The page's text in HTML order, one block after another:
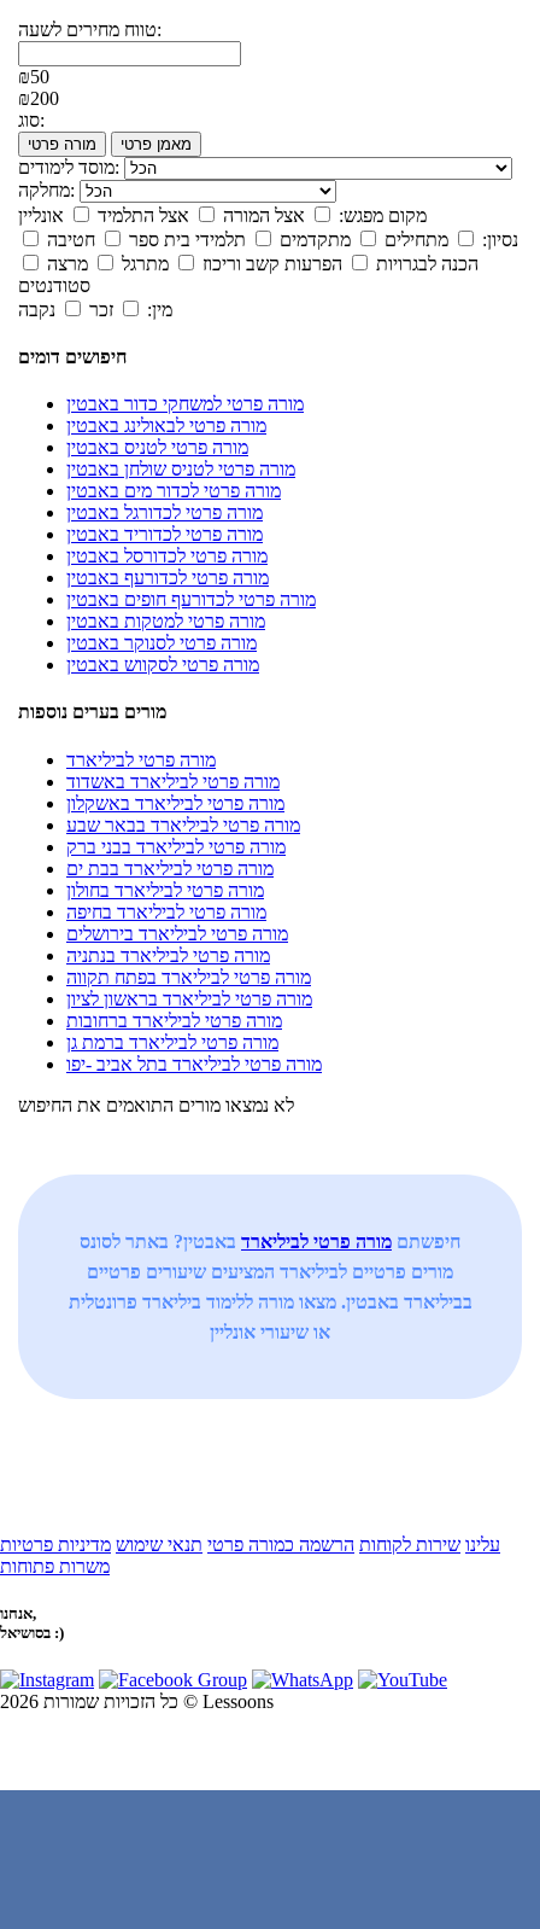
טווח מחירים לשעה:
₪50
₪200
סוג:
מורה פרטי מאמן פרטי
מוסד לימודים:
מחלקה:
מקום מפגש:
אצל המורה אצל התלמיד
אונליין
נסיון:
מתחילים מתקדמים תלמידי בית ספר
חטיבה
הכנה לבגרויות
הפרעות קשב וריכוז מתרגל
מרצה
סטודנטים
מין:
זכר נקבה
חיפושים דומים
מורה פרטי למשחקי כדור באבטין
מורה פרטי לבאולינג באבטין
מורה פרטי לטניס באבטין
מורה פרטי לטניס שולחן באבטין
מורה פרטי לכדור מים באבטין
מורה פרטי לכדורגל באבטין
מורה פרטי לכדוריד באבטין
מורה פרטי לכדורסל באבטין
מורה פרטי לכדורעף באבטין
מורה פרטי לכדורעף חופים באבטין
מורה פרטי למטקות באבטין
מורה פרטי לסנוקר באבטין
מורה פרטי לסקווש באבטין
מורים בערים נוספות
מורה פרטי לביליארד
מורה פרטי לביליארד באשדוד
מורה פרטי לביליארד באשקלון
מורה פרטי לביליארד בבאר שבע
מורה פרטי לביליארד בבני ברק
מורה פרטי לביליארד בבת ים
מורה פרטי לביליארד בחולון
מורה פרטי לביליארד בחיפה
מורה פרטי לביליארד בירושלים
מורה פרטי לביליארד בנתניה
מורה פרטי לביליארד בפתח תקווה
מורה פרטי לביליארד בראשון לציון
מורה פרטי לביליארד ברחובות
מורה פרטי לביליארד ברמת גן
מורה פרטי לביליארד בתל אביב -יפו
לא נמצאו מורים התואמים את החיפוש
חיפשתם מורה פרטי לביליארד באבטין? באתר לסונס
מורים פרטיים לביליארד המציעים שיעורים פרטיים
בביליארד באבטין. מצאו מורה ללימוד ביליארד פרונטלית
או שיעורי אונליין
עלינו שירות לקוחות הרשמה כמורה פרטי תנאי שימוש מדיניות פרטיות
משרות פתוחות
אנחנו,
בסושיאל :)
כל הזכויות שמורות 2026 © Lessoons